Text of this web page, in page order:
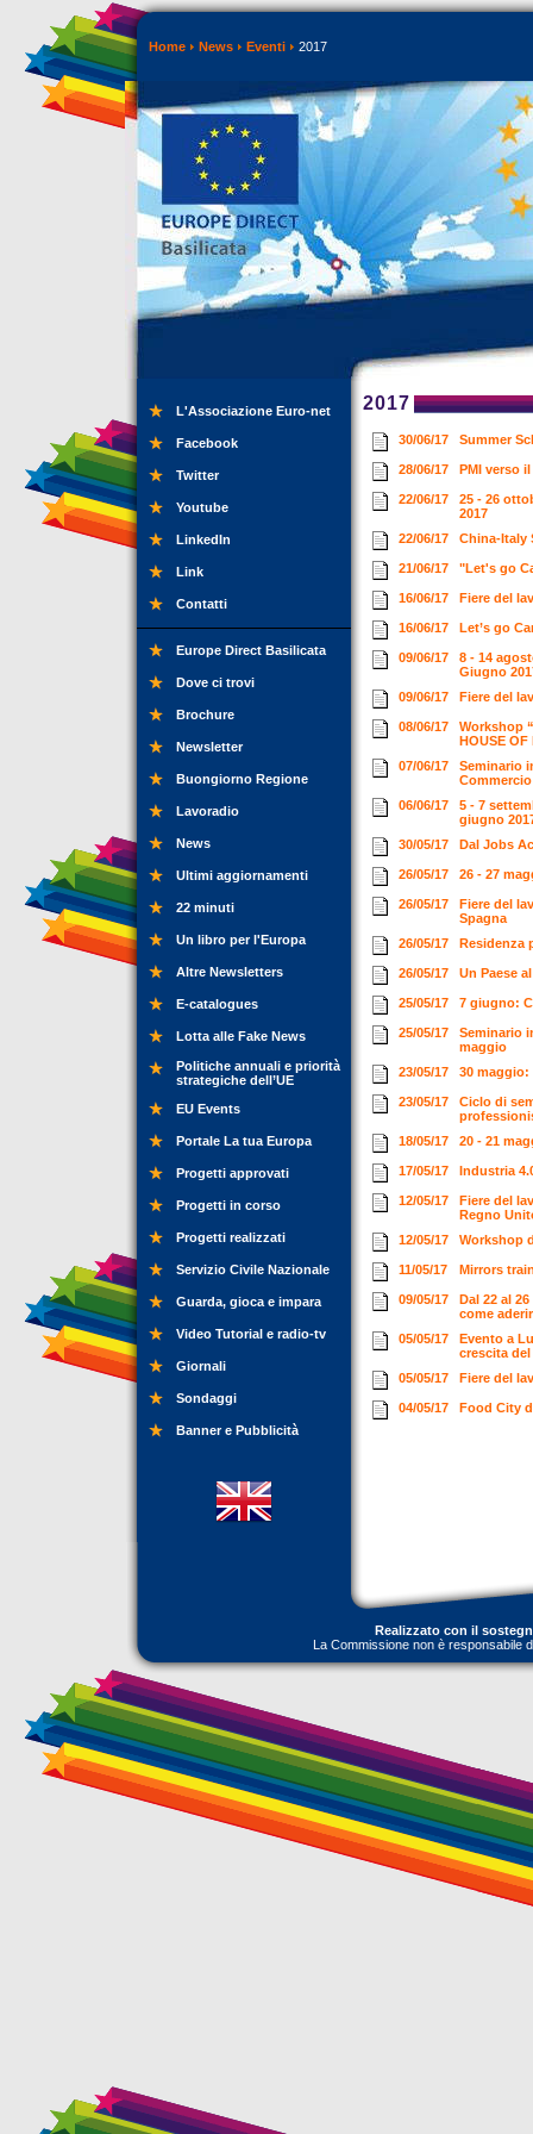
Home News Eventi 2017
L'Associazione Euro-net
Facebook
Twitter
Youtube
LinkedIn
Link
Contatti
Europe Direct Basilicata
Dove ci trovi
Brochure
Newsletter
Buongiorno Regione
Lavoradio
News
Ultimi aggiornamenti
22 minuti
Un libro per l'Europa
Altre Newsletters
E-catalogues
Lotta alle Fake News
Politiche annuali e priorità
strategiche dell’UE
EU Events
Portale La tua Europa
Progetti approvati
Progetti in corso
Progetti realizzati
Servizio Civile Nazionale
Guarda, gioca e impara
Video Tutorial e radio-tv
Giornali
Sondaggi
Banner e Pubblicità
2017
30/06/17 Summer
28/06/17 PMI verso
22/06/17
25 - 26
2017
22/06/17
China-Italy
21/06/17 "Let's go
16/06/17 Fiere del
16/06/17 Let’s go
09/06/17
8 - 14
Giugno
09/06/17
Fiere del
08/06/17
Workshop
HOUSE
07/06/17
Seminario
06/06/17
5 - 7
giugno
30/05/17
Dal Jobs
26/05/17 26 - 27
26/05/17
Fiere del
Spagna
26/05/17
Residenza
26/05/17 Un Paese
25/05/17 7 giugno:
25/05/17
Seminario
maggio
23/05/17
30
23/05/17
Ciclo di
18/05/17
20 - 21
17/05/17 Industria
12/05/17
Fiere del
Regno
12/05/17
Workshop
11/05/17 Mirrors
09/05/17
Dal 22 al
come
05/05/17
Evento a
crescita
05/05/17
Fiere del
04/05/17 Food City
Realizzato con il
La Commissione non è responsabile